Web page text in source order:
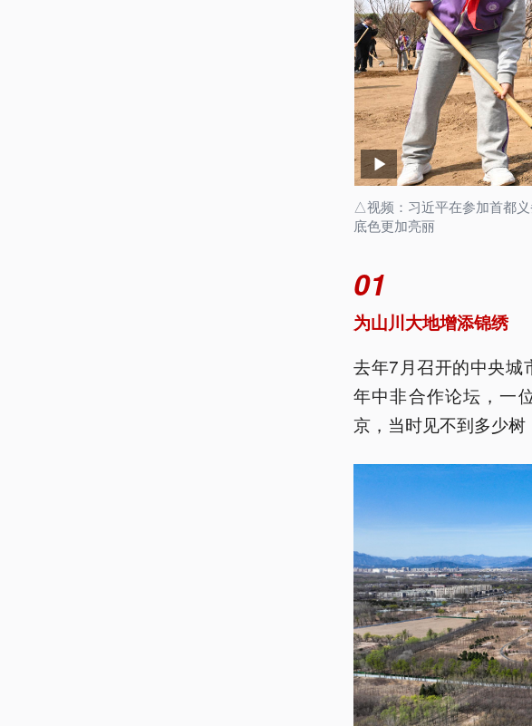
△视频：习近平在参加首都
底色更加亮丽
01
为山川大地增添锦绣
去年7月召开的中央城
年中非合作论坛，一
京，当时见不到多少树